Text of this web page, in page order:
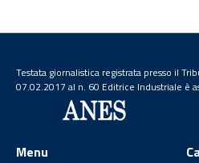
Testata giornalistica registrata presso il
07.02.2017 al n. 60 Editrice Industriale è
Menu